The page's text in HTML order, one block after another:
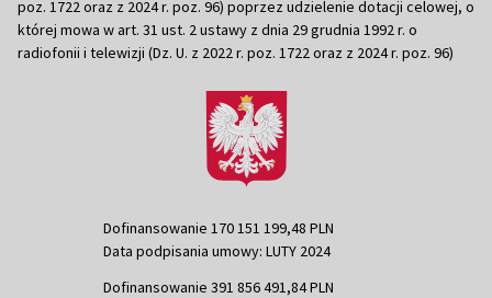
poz. 1722 oraz z 2024 r. poz. 96) poprzez udzielenie dotacji celowej, o
której mowa w art. 31 ust. 2 ustawy z dnia 29 grudnia 1992 r. o
radiofonii i telewizji (Dz. U. z 2022 r. poz. 1722 oraz z 2024 r. poz. 96)
Dofinansowanie 170 151 199,48 PLN
Data podpisania umowy: LUTY 2024
Dofinansowanie 391 856 491,84 PLN